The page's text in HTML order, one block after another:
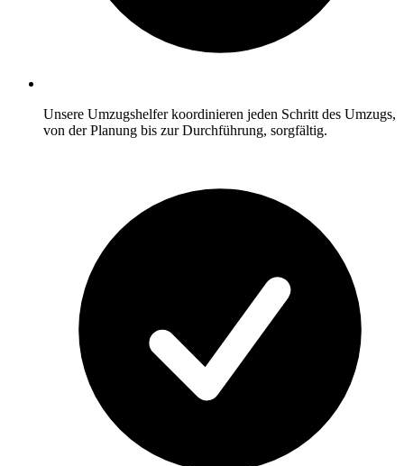
Unsere Umzugshelfer koordinieren jeden Schritt des Umzugs,
von der Planung bis zur Durchführung, sorgfältig.